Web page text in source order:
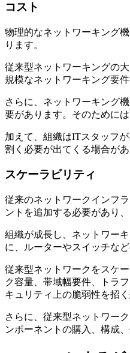
コスト
物理的なネットワーキング
ります。
従来型ネットワーキングの
規模なネットワーキング要
さらに、ネットワーキング
要があります。そのために
加えて、組織はITスタッフ
割く必要が出てくる場合が
スケーラビリティ
従来のネットワークインフ
ントを追加する必要があり
組織が成長し、ネットワー
に、ルーターやスイッチな
従来型ネットワークをスケ
ク容量、帯域幅要件、トラ
キュリティ上の脆弱性を招く
さらに、従来型ネットワー
ンポーネントの購入、構成